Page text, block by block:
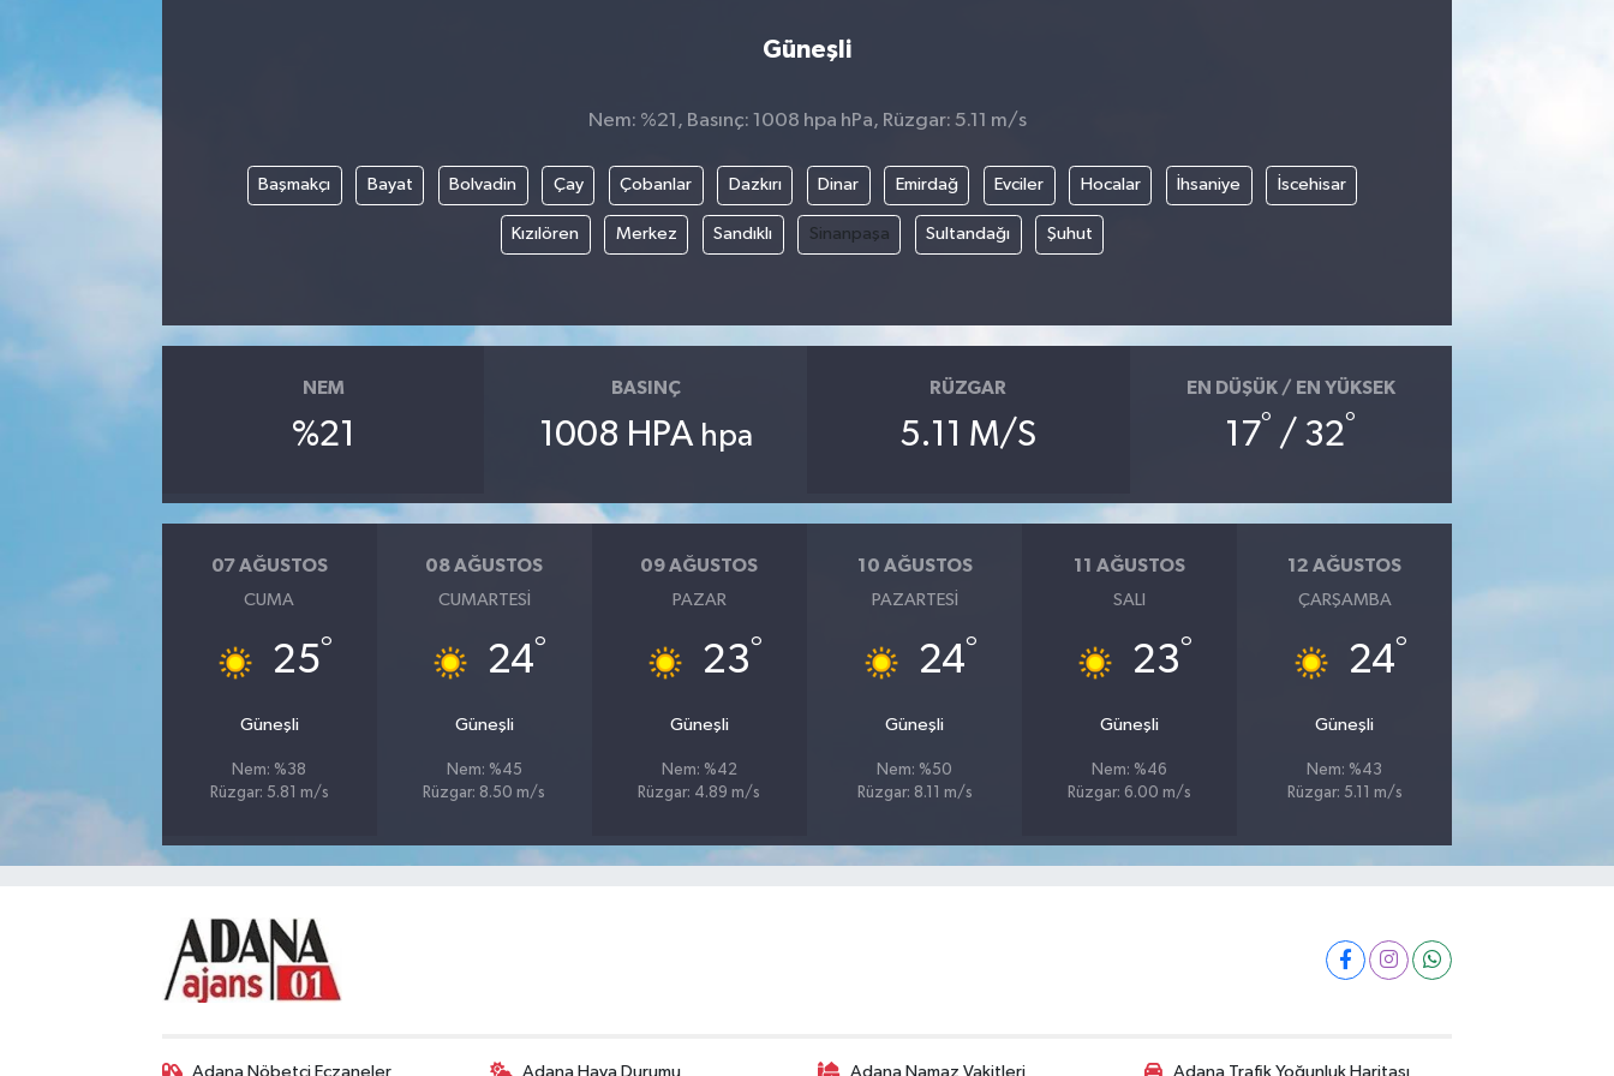
Güneşli
Nem: %21, Basınç: 1008 hpa hPa, Rüzgar: 5.11 m/s
Başmakçı Bayat Bolvadin Çay Çobanlar Dazkırı Dinar Emirdağ Evciler Hocalar İhsaniye İscehisar
Kızılören Merkez Sandıklı Sinanpaşa Sultandağı Şuhut
NEM
%21
BASINÇ
1008 HPA hpa
RÜZGAR
5.11 M/S
EN DÜŞÜK / EN YÜKSEK
17° / 32°
07 AĞUSTOS
CUMA
25°
Güneşli
Nem: %38
Rüzgar: 5.81 m/s
08 AĞUSTOS
CUMARTESI
24°
Güneşli
Nem: %45
Rüzgar: 8.50 m/s
09 AĞUSTOS
PAZAR
23°
Güneşli
Nem: %42
Rüzgar: 4.89 m/s
10 AĞUSTOS
PAZARTESI
24°
Güneşli
Nem: %50
Rüzgar: 8.11 m/s
11 AĞUSTOS
SALI
23°
Güneşli
Nem: %46
Rüzgar: 6.00 m/s
12 AĞUSTOS
ÇARŞAMBA
24°
Güneşli
Nem: %43
Rüzgar: 5.11 m/s
Adana Nöbetçi Eczaneler Adana Hava Durumu Adana Namaz Vakitleri Adana Trafik Yoğunluk Haritası
Magazin